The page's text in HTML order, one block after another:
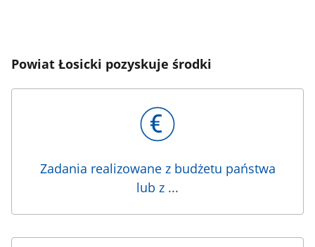
Powiat Łosicki pozyskuje środki
Zadania realizowane z budżetu państwa
lub z ...